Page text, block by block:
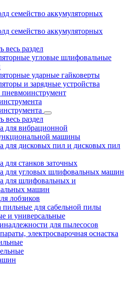
семейство аккумуляторных
семейство аккумуляторных
весь раздел
угловые шлифовальные
ударные гайковерты
и зарядные устройства
весь раздел
для вибрационной
машины
для дисковых пил и дисковых пил
для станков заточных
для угловых шлифовальных машин
для шлифовальных и
машин
лобзиков
пильные для сабельной пилы
и универсальные
для пылесосов
электросварочная оснастка